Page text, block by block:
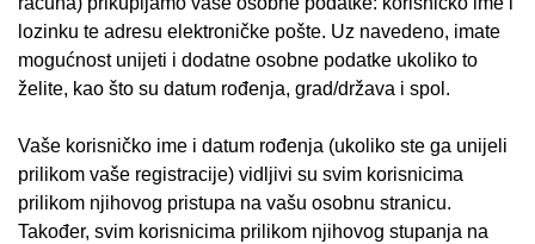
lozinku te adresu elektroničke pošte. Uz navedeno, imate
mogućnost unijeti i dodatne osobne podatke ukoliko to
želite, kao što su datum rođenja, grad/država i spol.
Vaše korisničko ime i datum rođenja (ukoliko ste ga unijeli
prilikom vaše registracije) vidljivi su svim korisnicima
prilikom njihovog pristupa na vašu osobnu stranicu.
Također, svim korisnicima prilikom njihovog stupanja na